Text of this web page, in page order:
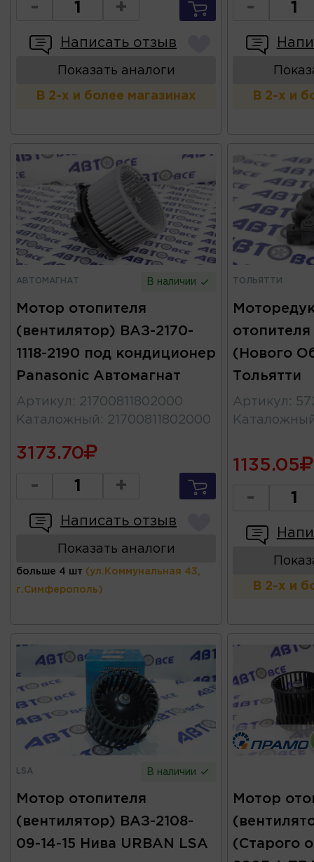
- +
Написать отзыв
Показать аналоги
В 2-х и более магазинах
-
В 2-х и
АВТОМАГНАТ В наличии
Мотор отопителя
(вентилятор) ВАЗ-2170-
1118-2190 под кондиционер
Panasonic Автомагнат
Артикул : 21700811802000
Каталожный : 21700811802000
3173.70
- +
Написать отзыв
Показать аналоги
больше 4 шт (ул.Коммунальная 43,
г.Симферополь)
ТОЛЬЯТТИ
отопителя
(Нового
Тольятти
Артикул :
1135.05
-
В 2-х и
LSA В наличии
Мотор отопителя
(вентилятор) ВАЗ-2108-
09-14-15 Нива URBAN LSA
Мотор
(Старого